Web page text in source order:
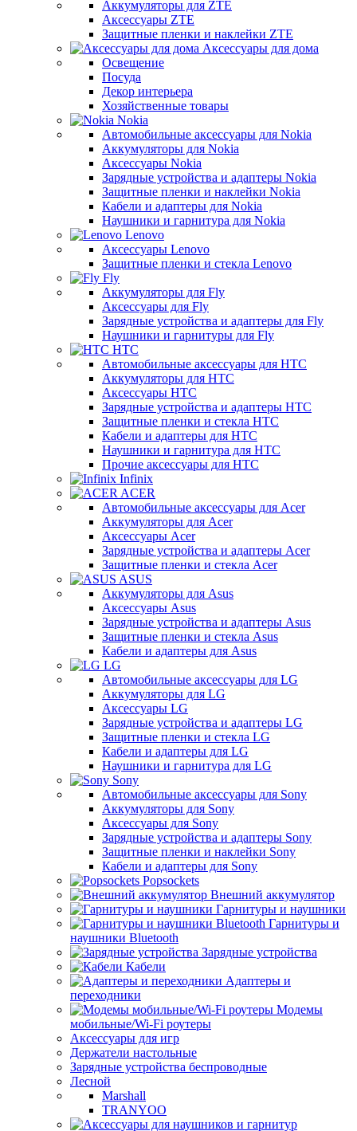
Аккумуляторы для ZTE
Аксессуары ZTE
Защитные пленки и наклейки ZTE
Аксессуары для дома
Освещение
Посуда
Декор интерьера
Хозяйственные товары
Nokia
Автомобильные аксессуары для Nokia
Аккумуляторы для Nokia
Аксессуары Nokia
Зарядные устройства и адаптеры Nokia
Защитные пленки и наклейки Nokia
Кабели и адаптеры для Nokia
Наушники и гарнитура для Nokia
Lenovo
Аксессуары Lenovo
Защитные пленки и стекла Lenovo
Fly
Аккумуляторы для Fly
Аксессуары для Fly
Зарядные устройства и адаптеры для Fly
Наушники и гарнитуры для Fly
HTC
Автомобильные аксессуары для HTC
Аккумуляторы для HTC
Аксессуары HTC
Зарядные устройства и адаптеры HTC
Защитные пленки и стекла HTC
Кабели и адаптеры для HTC
Наушники и гарнитура для HTC
Прочие аксессуары для HTC
Infinix
ACER
Автомобильные аксессуары для Acer
Аккумуляторы для Acer
Аксессуары Acer
Зарядные устройства и адаптеры Acer
Защитные пленки и стекла Acer
ASUS
Аккумуляторы для Asus
Аксессуары Asus
Зарядные устройства и адаптеры Asus
Защитные пленки и стекла Asus
Кабели и адаптеры для Asus
LG
Автомобильные аксессуары для LG
Аккумуляторы для LG
Аксессуары LG
Зарядные устройства и адаптеры LG
Защитные пленки и стекла LG
Кабели и адаптеры для LG
Наушники и гарнитура для LG
Sony
Автомобильные аксессуары для Sony
Аккумуляторы для Sony
Аксессуары для Sony
Зарядные устройства и адаптеры Sony
Защитные пленки и наклейки Sony
Кабели и адаптеры для Sony
Popsockets
Внешний аккумулятор
Гарнитуры и наушники
Гарнитуры и
наушники Bluetooth
Зарядные устройства
Кабели
Адаптеры и
переходники
Модемы
мобильные/Wi-Fi роутеры
Аксессуары для игр
Держатели настольные
Зарядные устройства беспроводные
Лесной
Marshall
TRANYOO